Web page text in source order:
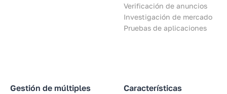
Gestión de múltiples
Verificación de anuncios
Investigación de mercado
Pruebas de aplicaciones
Características